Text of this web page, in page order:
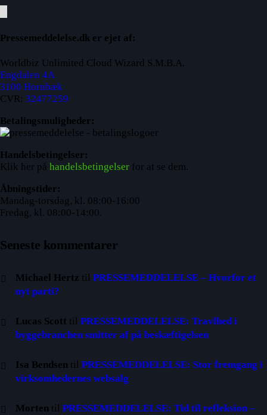
Pressemeddelelse.dk er ejet af:
Worldbiz Unlimited Cloud Wizard S.M.B.A.
Engdalen 4A
3100 Hornbæk
CVR: 32477259
Betalingsmuligheder:
Handelsbetingelser:
Klik her på handelsbetingelser for at se dem.
Åbningstider:
Mandag-torsdag, kl. 08:00-16:00
Fredag, kl. 08:00-14:00.
Seneste kommentarer
Michael Hertz tilPRESSEMEDDELELSE – Hvorfor et
nyt parti?
Lucas Scott tilPRESSEMEDDELELSE: Travlhed i
byggebranchen smitter af på beskæftigelsen
Isa Bendsen tilPRESSEMEDDELELSE: Stor fremgang i
virksomhedernes websalg
Morten tilPRESSEMEDDELELSE: Tid til refleksion –